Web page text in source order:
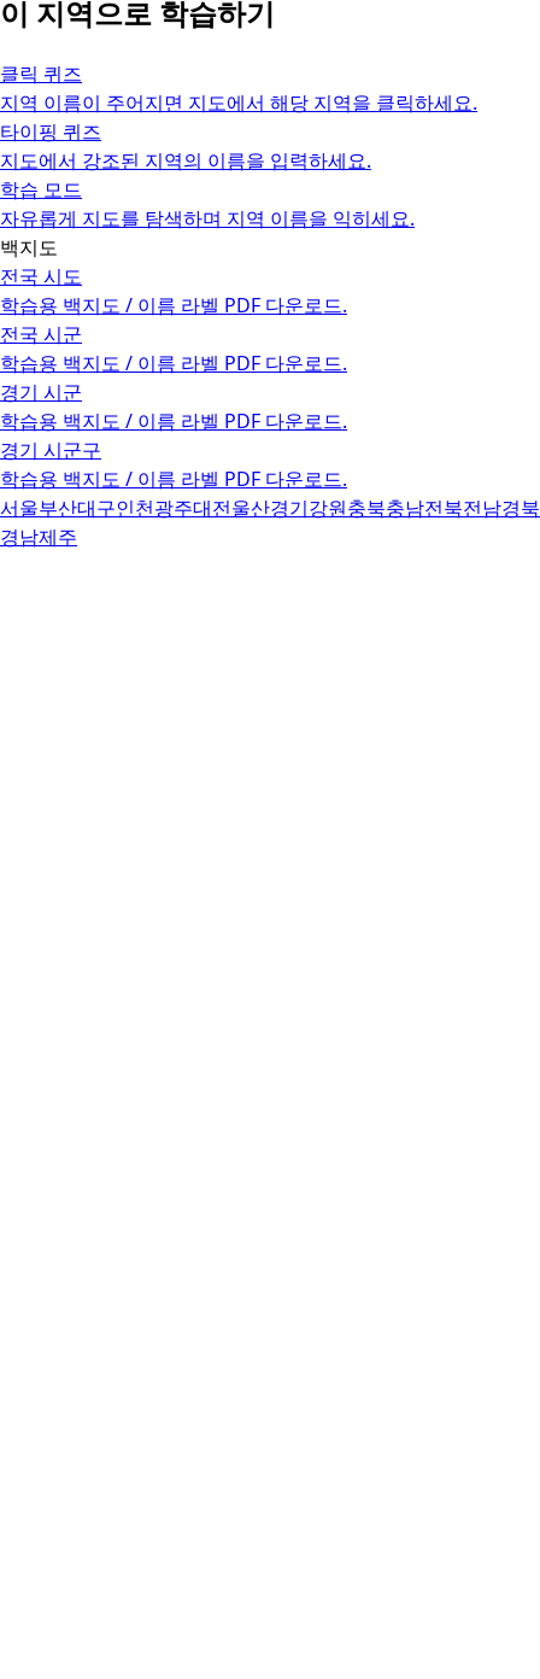
이 지역으로 학습하기
클릭 퀴즈
지역 이름이 주어지면 지도에서 해당 지역을 클릭하세요.
타이핑 퀴즈
지도에서 강조된 지역의 이름을 입력하세요.
학습 모드
자유롭게 지도를 탐색하며 지역 이름을 익히세요.
백지도
전국 시도
학습용 백지도 / 이름 라벨 PDF 다운로드.
전국 시군
학습용 백지도 / 이름 라벨 PDF 다운로드.
경기 시군
학습용 백지도 / 이름 라벨 PDF 다운로드.
경기 시군구
학습용 백지도 / 이름 라벨 PDF 다운로드.
서울부산대구인천광주대전울산경기강원충북충남전북전남경북
경남제주